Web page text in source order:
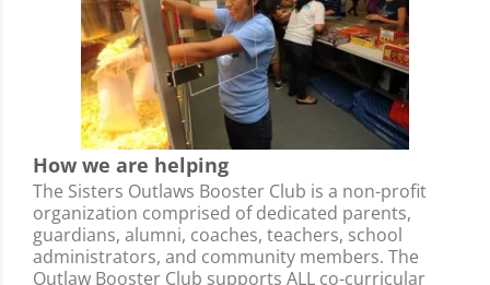
How we are helping
The Sisters Outlaws Booster Club is a non-profit
organization comprised of dedicated parents,
guardians, alumni, coaches, teachers, school
administrators, and community members. The
Outlaw Booster Club supports ALL co-curricular